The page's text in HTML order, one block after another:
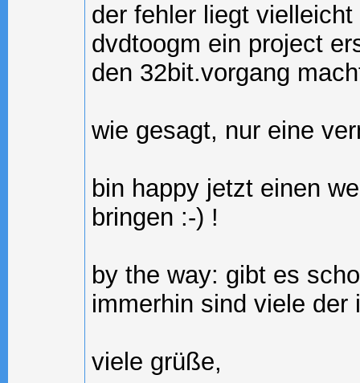
der fehler liegt
dvdtoogm ein project
den 32bit.vorgang
wie gesagt, nur eine
bin happy jetzt einen
bringen :-) !
by the way: gibt es
immerhin sind viele
viele grüße,